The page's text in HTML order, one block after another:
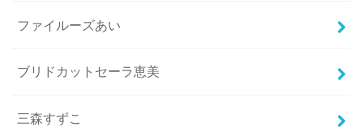
ファイルーズあい
ブリドカットセーラ恵美
三森すずこ